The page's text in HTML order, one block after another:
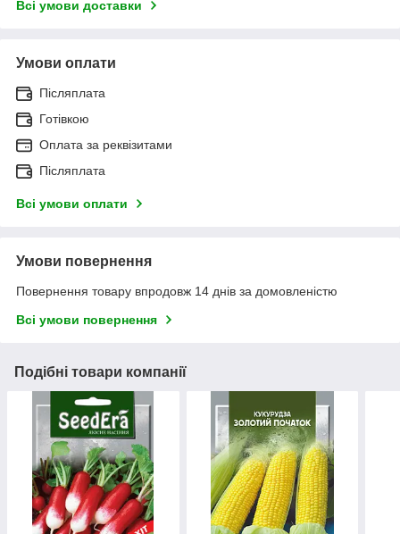
Всі умови доставки
Умови оплати
Післяплата
Готівкою
Оплата за реквізитами
Післяплата
Всі умови оплати
Умови повернення
Повернення товару впродовж 14 днів за домовленістю
Всі умови повернення
Подібні товари компанії